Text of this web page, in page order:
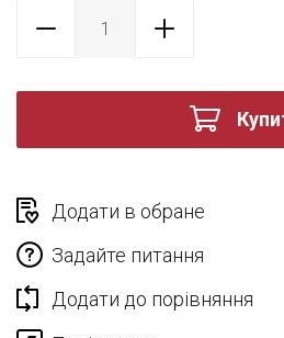
Додати в обране
Задайте питання
Додати до порівняння